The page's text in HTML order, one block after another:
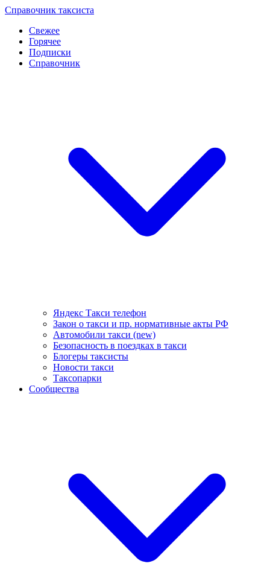
Перейти
контенту
Справочник таксиста
Свежее
Горячее
Подписки
Справочник
Яндекс Такси телефон
Закон о такси и пр. нормативные акты РФ
Автомобили такси (new)
Безопасность в поездках в такси
Блогеры таксисты
Новости такси
Таксопарки
Сообщества